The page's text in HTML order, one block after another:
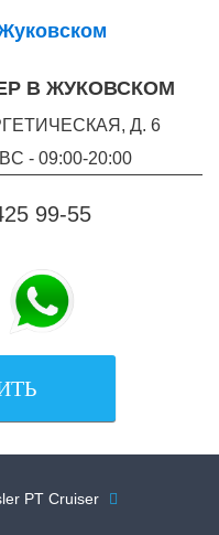
В ЖУКОВСКОМ
Д. 6
- 09:00-20:00
99-55
PT Cruiser 